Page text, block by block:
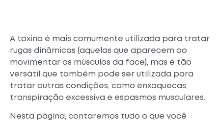
A toxina é mais comumente utilizada para tratar
rugas dinâmicas (aquelas que aparecem ao
movimentar os músculos da face), mas é tão
versátil que também pode ser utilizada para
tratar outras condições, como enxaquecas,
transpiração excessiva e espasmos musculares.
Nesta página, contaremos tudo o que você